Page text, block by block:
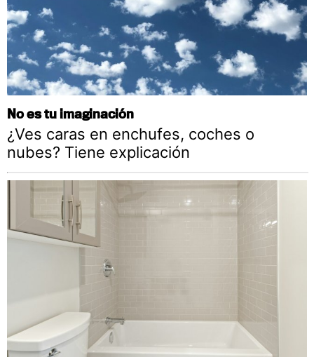
No es tu imaginación
¿Ves caras en enchufes, coches o
nubes? Tiene explicación